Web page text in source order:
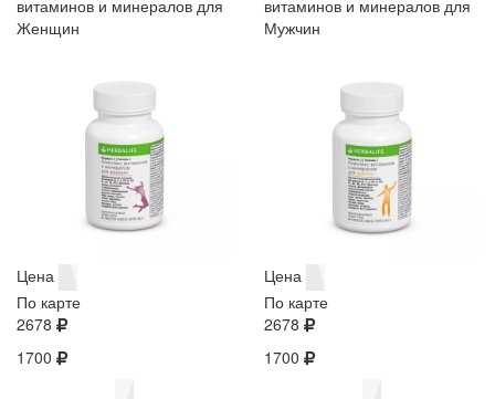
витаминов и минералов для
Женщин
Цена
По карте
2678
1700
витаминов и минералов для
Мужчин
Цена
По карте
2678
1700